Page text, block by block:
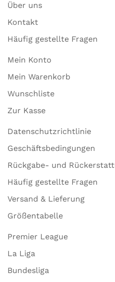
Über uns
Kontakt
Häufig gestellte Fragen
Mein Konto
Mein Warenkorb
Wunschliste
Zur Kasse
Datenschutzrichtlinie
Geschäftsbedingungen
Rückgabe- und
Häufig gestellte Fragen
Versand & Lieferung
Größentabelle
Premier League
La Liga
Bundesliga